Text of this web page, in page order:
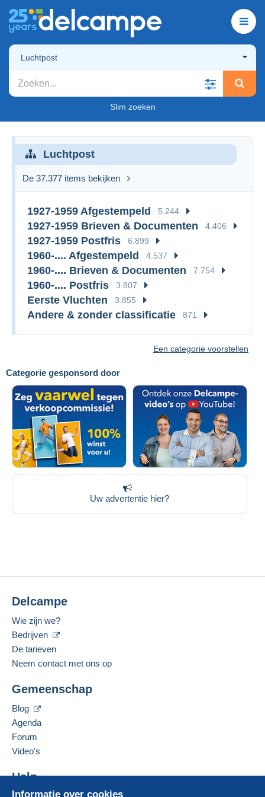
Luchtpost
Slim zoeken
Categorie gesponsord door
Uw advertentie hier?
Luchtpost
De 37.377 items bekijken
1927-1959 Afgestempeld 5.244
1927-1959 Brieven & Documenten 4.406
1927-1959 Postfris 6.899
1960-.... Afgestempeld 4.537
1960-.... Brieven & Documenten 7.754
1960-.... Postfris 3.807
Eerste Vluchten 3.855
Andere & zonder classificatie 871
Een categorie voorstellen
Informatie over cookies
Delcampe
Wie zijn we?
Bedrijven
De tarieven
Neem contact met ons op
Gemeenschap
Blog
Agenda
Forum
Video's
Help